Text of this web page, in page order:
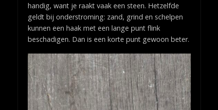
handig, want je raakt vaak een steen. Hetzelfde
geldt bij onderstroming: zand, grind en schelpen
kunnen een haak met een lange punt flink
beschadigen. Dan is een korte punt gewoon beter.